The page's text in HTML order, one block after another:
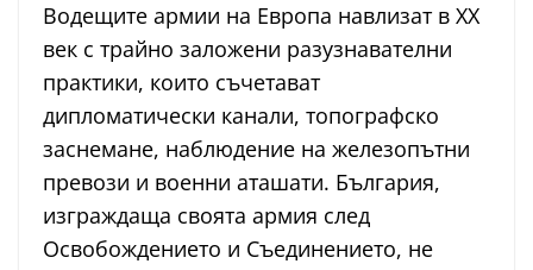
Водещите армии на Европа навлизат в ХХ
век с трайно заложени разузнавателни
практики, които съчетават
дипломатически канали, топографско
заснемане, наблюдение на железопътни
превози и военни аташати. България,
изграждаща своята армия след
Освобождението и Съединението, не